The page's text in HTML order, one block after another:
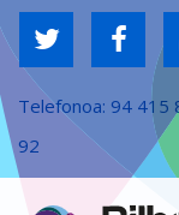
Telefonoa: 94 415
92